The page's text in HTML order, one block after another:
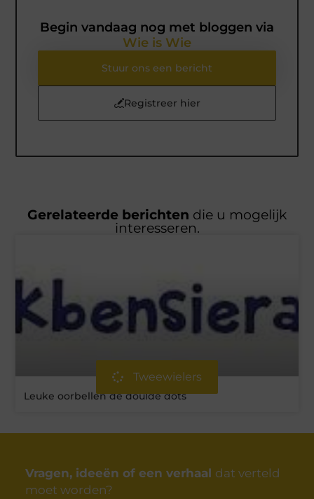
Begin vandaag nog met bloggen via
Wie is Wie
Stuur ons een bericht
Registreer hier
Gerelateerde berichten die u mogelijk
interesseren.
Leuke oorbellen de doulde dots
Tweewielers
Vragen, ideeën of een verhaal dat verteld
moet worden?